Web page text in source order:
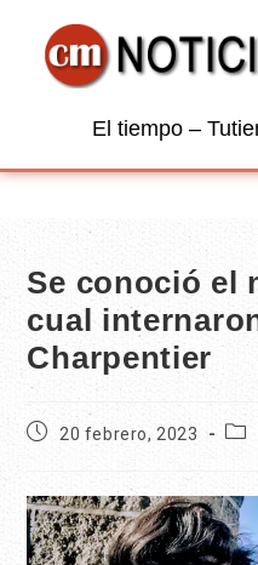
El tiempo –
Se conoció el
cual
Charpentier
20 febrero, 2023